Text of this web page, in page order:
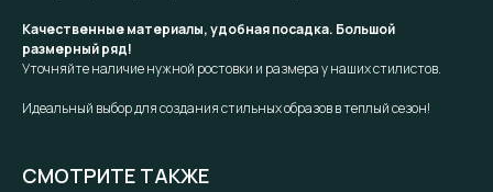
Качественные материалы, удобная посадка. Большой
размерный ряд!
Уточняйте наличие нужной ростовки и размера у наших стилистов.
Идеальный выбор для создания стильных образов в теплый сезон!
СМОТРИТЕ ТАКЖЕ